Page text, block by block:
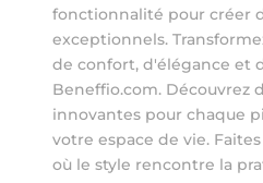
fonctionnalité pour créer
exceptionnels.
de confort, d'élégance et
Beneffio.com. Découvrez
innovantes pour chaque
votre espace de vie.
où le style rencontre la